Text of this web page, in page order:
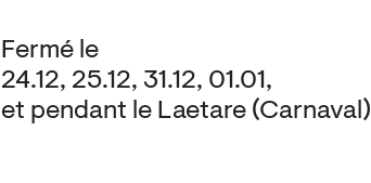
Fermé le
24.12, 25.12, 31.12, 01.01,
et pendant le Laetare (Carnaval)